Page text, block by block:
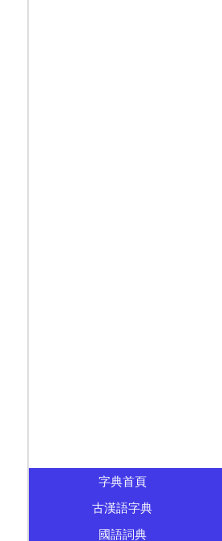
字典首頁
古漢語字典
國語詞典